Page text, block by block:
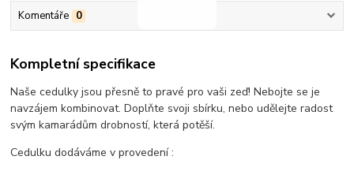
Komentáře 0
Kompletní specifikace
Naše cedulky jsou přesně to pravé pro vaši zeď! Nebojte se je
navzájem kombinovat. Doplňte svoji sbírku, nebo udělejte radost
svým kamarádům drobností, která potěší.
Cedulku dodáváme v provedení :